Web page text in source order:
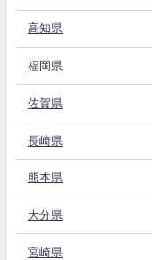
高知県
福岡県
佐賀県
長崎県
熊本県
大分県
宮崎県